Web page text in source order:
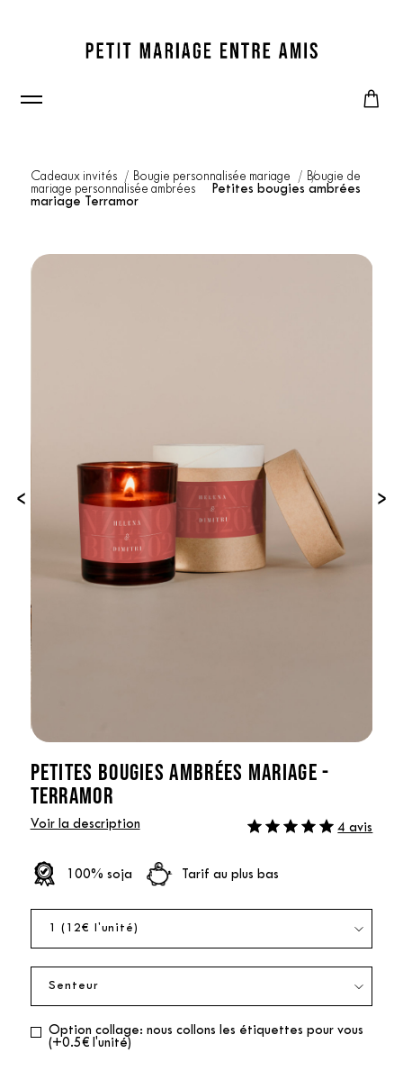
Cadeaux invités Bougie personnalisée mariage
Bougie de
mariage personnalisée ambrées
Petites bougies ambrées
mariage Terramor
‹ ›
PETITES BOUGIES AMBRÉES MARIAGE -
TERRAMOR
Voir la description 4 avis
100% soja Tarif au plus bas
Option collage: nous collons les étiquettes pour vous
(+0.5€ l'unité)